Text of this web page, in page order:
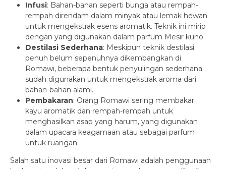
Infusi: Bahan-bahan seperti bunga atau rempah-
rempah direndam dalam minyak atau lemak hewan
untuk mengekstrak esens aromatik. Teknik ini mirip
dengan yang digunakan dalam parfum Mesir kuno.
Destilasi Sederhana: Meskipun teknik destilasi
penuh belum sepenuhnya dikembangkan di
Romawi, beberapa bentuk penyulingan sederhana
sudah digunakan untuk mengekstrak aroma dari
bahan-bahan alami.
Pembakaran: Orang Romawi sering membakar
kayu aromatik dan rempah-rempah untuk
menghasilkan asap yang harum, yang digunakan
dalam upacara keagamaan atau sebagai parfum
untuk ruangan.
Salah satu inovasi besar dari Romawi adalah penggunaan